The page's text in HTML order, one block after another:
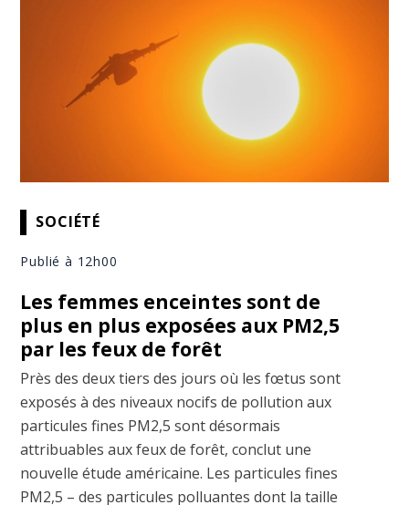
SOCIÉTÉ
Publié à 12h00
Les femmes enceintes sont de
plus en plus exposées aux PM2,5
par les feux de forêt
Près des deux tiers des jours où les fœtus sont
exposés à des niveaux nocifs de pollution aux
particules fines PM2,5 sont désormais
attribuables aux feux de forêt, conclut une
nouvelle étude américaine. Les particules fines
PM2,5 – des particules polluantes dont la taille